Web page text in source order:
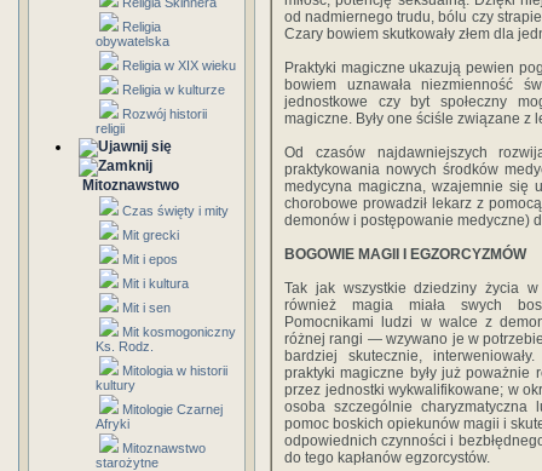
Religia
obywatelska
Religia w XIX wieku
Religia w kulturze
Rozwój historii
religii
Mitoznawstwo
Czas święty i mity
Mit grecki
Mit i epos
Mit i kultura
Mit i sen
Mit kosmogoniczny
Ks. Rodz.
Mitologia w historii
kultury
Mitologie Czarnej
Afryki
Mitoznawstwo
starożytne
od nadmiernego trudu, bólu czy
Czary bowiem skutkowały złem dla
Praktyki magiczne ukazują pewien
bowiem uznawała niezmienność
jednostkowe czy byt społeczny
magiczne. Były one ściśle związane z
Od czasów najdawniejszych
praktykowania nowych środków
medycyna magiczna, wzajemnie się
chorobowe prowadził lekarz z
demonów i postępowanie medyczne)
BOGOWIE MAGII I EGZORCYZMÓW
Tak jak wszystkie dziedziny życia
również magia miała swych
Pomocnikami ludzi w walce z
różnej rangi — wzywano je w
bardziej skutecznie,
praktyki magiczne były już
przez jednostki wykwalifikowane; w
osoba szczególnie charyzmatyczna
pomoc boskich opiekunów magii i
odpowiednich czyn­ności i
do tego kapłanów egzorcystów.